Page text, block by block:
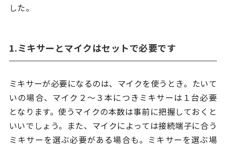
した。
1.ミキサーとマイクはセットで必要です
ミキサーが必要になるのは、マイクを使うとき。たいて
いの場合、マイク２〜３本につきミキサーは１台必要
となります。使うマイクの本数は事前に把握しておくと
いいでしょう。また、マイクによっては接続端子に合う
ミキサーを選ぶ必要がある場合も。ミキサーを選ぶ場